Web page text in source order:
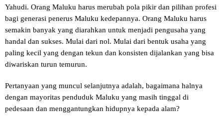
Yahudi. Orang Maluku harus merubah pola pikir dan pilihan profesi
bagi generasi penerus Maluku kedepannya. Orang Maluku harus
semakin banyak yang diarahkan untuk menjadi pengusaha yang
handal dan sukses. Mulai dari nol. Mulai dari bentuk usaha yang
paling kecil yang dengan tekun dan konsisten dijalankan yang bisa
diwariskan turun temurun.
Pertanyaan yang muncul selanjutnya adalah, bagaimana halnya
dengan mayoritas penduduk Maluku yang masih tinggal di
pedesaan dan menggantungkan hidupnya kepada alam?